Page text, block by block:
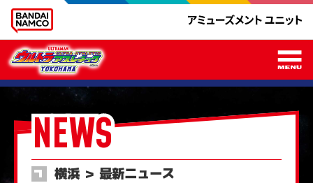
NEWS
横浜 ＞ 最新ニュース